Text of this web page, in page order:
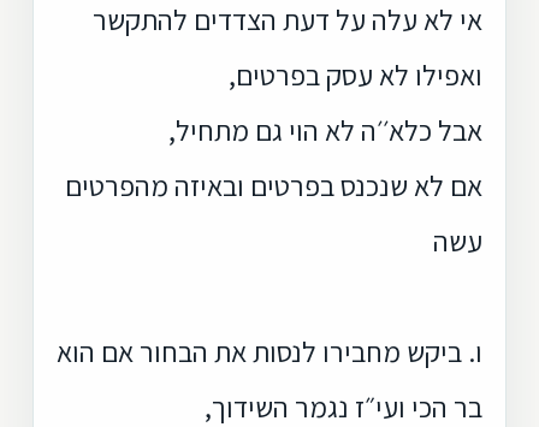
אי לא עלה על דעת הצדדים להתקשר
ואפילו לא עסק בפרטים,
אבל כלא׳׳ה לא הוי גם מתחיל,
אם לא שנכנס בפרטים ובאיזה מהפרטים
עשה
ו. ביקש מחבירו לנסות את הבחור אם הוא
בר הכי ועי״ז נגמר השידוך,